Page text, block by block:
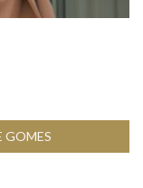
GOMES